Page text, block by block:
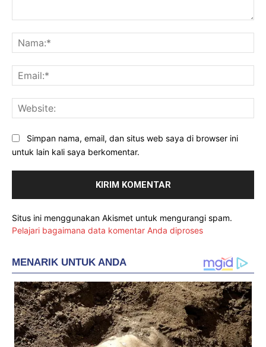
Simpan nama, email, dan situs web saya di browser ini
untuk lain kali saya berkomentar.
Situs ini menggunakan Akismet untuk mengurangi spam.
Pelajari bagaimana data komentar Anda diproses